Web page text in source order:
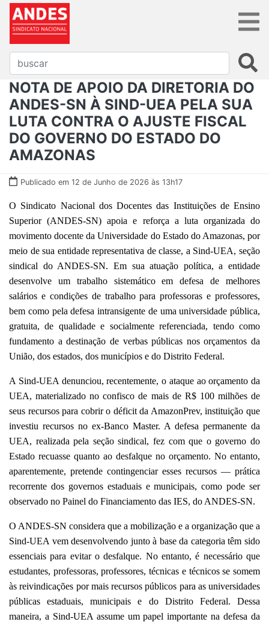
NOTA DE APOIO DA DIRETORIA DO
ANDES-SN À SIND-UEA PELA SUA
LUTA CONTRA O AJUSTE FISCAL
DO GOVERNO DO ESTADO DO
AMAZONAS
Publicado em 12 de Junho de 2026 às 13h17
O Sindicato Nacional dos Docentes das Instituições de Ensino
Superior (ANDES-SN) apoia e reforça a luta organizada do
movimento docente da Universidade do Estado do Amazonas, por
meio de sua entidade representativa de classe, a Sind-UEA, seção
sindical do ANDES-SN. Em sua atuação política, a entidade
desenvolve um trabalho sistemático em defesa de melhores
salários e condições de trabalho para professoras e professores,
bem como pela defesa intransigente de uma universidade pública,
gratuita, de qualidade e socialmente referenciada, tendo como
fundamento a destinação de verbas públicas nos orçamentos da
União, dos estados, dos municípios e do Distrito Federal.
A Sind-UEA denunciou, recentemente, o ataque ao orçamento da
UEA, materializado no confisco de mais de R$ 100 milhões de
seus recursos para cobrir o déficit da AmazonPrev, instituição que
investiu recursos no ex-Banco Master. A defesa permanente da
UEA, realizada pela seção sindical, fez com que o governo do
Estado recuasse quanto ao desfalque no orçamento. No entanto,
aparentemente, pretende contingenciar esses recursos — prática
recorrente dos governos estaduais e municipais, como pode ser
observado no Painel do Financiamento das IES, do ANDES-SN.
O ANDES-SN considera que a mobilização e a organização que a
Sind-UEA vem desenvolvendo junto à base da categoria têm sido
essenciais para evitar o desfalque. No entanto, é necessário que
estudantes, professoras, professores, técnicas e técnicos se somem
às reivindicações por mais recursos públicos para as universidades
públicas estaduais, municipais e do Distrito Federal. Dessa
maneira, a Sind-UEA assume um papel importante na defesa da